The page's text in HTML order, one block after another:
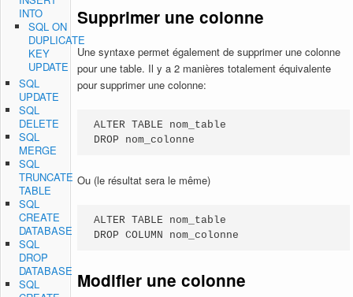
Supprimer une colonne
Une syntaxe permet également de supprimer une colonne
pour une table. Il y a 2 manières totalement équivalente
pour supprimer une colonne:
ALTER TABLE nom_table
DROP nom_colonne
Ou (le résultat sera le même)
ALTER TABLE nom_table
DROP COLUMN nom_colonne
Modifier une colonne
INTO
SQL ON
DUPLICATE
KEY
UPDATE
SQL
UPDATE
SQL
DELETE
SQL
MERGE
SQL
TRUNCATE
TABLE
SQL
CREATE
DATABASE
SQL
DROP
DATABASE
SQL